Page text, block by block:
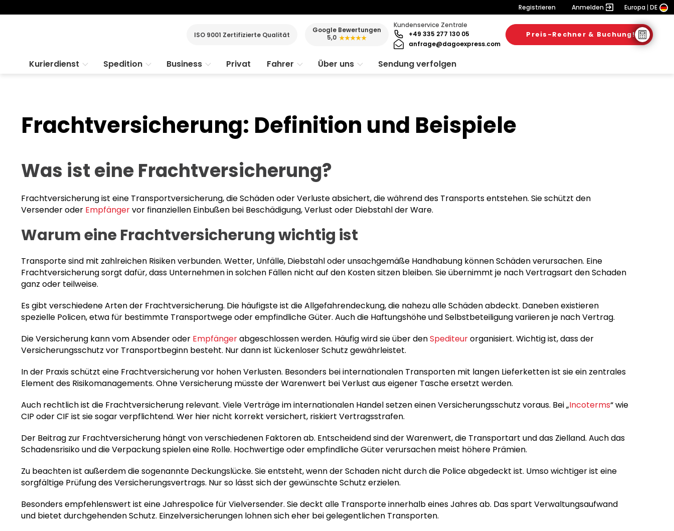
Registrieren Anmelden Europa DE
ISO 9001 Zertifizierte Qualität
Google Bewertungen
5,0 ★★★★★
Kundenservice Zentrale
+49 335 277 130 05
anfrage@dagoexpress.com
Preis-Rechner & Buchung!
Kurierdienst Spedition Business Privat Fahrer Über uns Sendung verfolgen
Frachtversicherung: Definition und Beispiele
Was ist eine Frachtversicherung?
Frachtversicherung ist eine Transportversicherung, die Schäden oder Verluste absichert, die während des Transports entstehen. Sie schützt den
Versender oder Empfängervor finanziellen Einbußen bei Beschädigung, Verlust oder Diebstahl der Ware.
Warum eine Frachtversicherung wichtig ist
Transporte sind mit zahlreichen Risiken verbunden. Wetter, Unfälle, Diebstahl oder unsachgemäße Handhabung können Schäden verursachen. Eine
Frachtversicherung sorgt dafür, dass Unternehmen in solchen Fällen nicht auf den Kosten sitzen bleiben. Sie übernimmt je nach Vertragsart den Schaden
ganz oder teilweise.
Es gibt verschiedene Arten der Frachtversicherung. Die häufigste ist die Allgefahrendeckung, die nahezu alle Schäden abdeckt. Daneben existieren
spezielle Policen, etwa für bestimmte Transportwege oder empfindliche Güter. Auch die Haftungshöhe und Selbstbeteiligung variieren je nach Vertrag.
Die Versicherung kann vom Absender oder Empfängerabgeschlossen werden. Häufig wird sie über denSpediteurorganisiert. Wichtig ist, dass der
Versicherungsschutz vor Transportbeginn besteht. Nur dann ist lückenloser Schutz gewährleistet.
In der Praxis schützt eine Frachtversicherung vor hohen Verlusten. Besonders bei internationalen Transporten mit langen Lieferketten ist sie ein zentrales
Element des Risikomanagements. Ohne Versicherung müsste der Warenwert bei Verlust aus eigener Tasche ersetzt werden.
Auch rechtlich ist die Frachtversicherung relevant. Viele Verträge im internationalen Handel setzen einen Versicherungsschutz voraus. Bei „Incoterms“ wie
CIP oder CIF ist sie sogar verpflichtend. Wer hier nicht korrekt versichert, riskiert Vertragsstrafen.
Der Beitrag zur Frachtversicherung hängt von verschiedenen Faktoren ab. Entscheidend sind der Warenwert, die Transportart und das Zielland. Auch das
Schadensrisiko und die Verpackung spielen eine Rolle. Hochwertige oder empfindliche Güter verursachen meist höhere Prämien.
Zu beachten ist außerdem die sogenannte Deckungslücke. Sie entsteht, wenn der Schaden nicht durch die Police abgedeckt ist. Umso wichtiger ist eine
sorgfältige Prüfung des Versicherungsvertrags. Nur so lässt sich der gewünschte Schutz erzielen.
Besonders empfehlenswert ist eine Jahrespolice für Vielversender. Sie deckt alle Transporte innerhalb eines Jahres ab. Das spart Verwaltungsaufwand
und bietet durchgehenden Schutz. Einzelversicherungen lohnen sich eher bei gelegentlichen Transporten.